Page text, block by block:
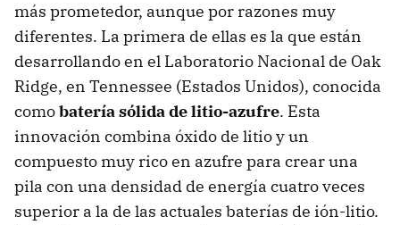
más prometedor, aunque por razones muy
diferentes. La primera de ellas es la que están
desarrollando en el Laboratorio Nacional de Oak
Ridge, en Tennessee (Estados Unidos), conocida
comobatería sólida de litio-azufre. Esta
innovación combina óxido de litio y un
compuesto muy rico en azufre para crear una
pila con una densidad de energía cuatro veces
superior a la de las actuales baterías de ión-litio.